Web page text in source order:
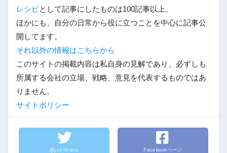
レシピとして記事にしたものは100記事以上。
ほかにも、自分の日常から役に立つことを中心に記事公
開してます。
それ以外の情報はこちらから
このサイトの掲載内容は私自身の見解であり、必ずしも
所属する会社の立場、戦略、意見を代表するものではあ
りません。
サイトポリシー
@jun1masu Facebookページ